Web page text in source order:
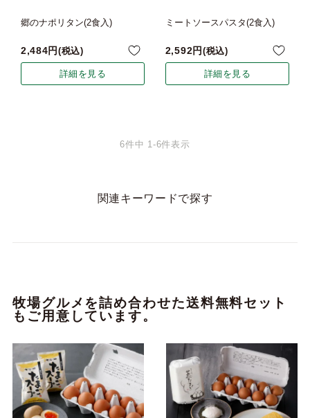
郷のナポリタン(2食入)
2,484 税込
詳細を見る
ミートソースパスタ(2食入)
2,592 税込
詳細を見る
6件中 1-6件表示
関連キーワードで探す
牧場グルメを詰め合わせた送料無料セット
もご用意しています。